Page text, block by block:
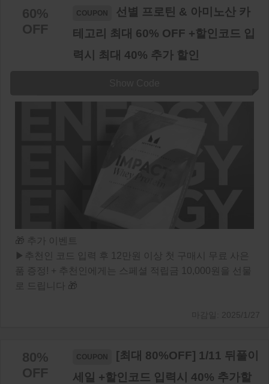
60%
OFF
선별 프로틴 & 아미노산 카
테고리 최대 60% OFF +할인코드 입
력시 최대 40% 추가 할인
🎁 추가 이벤트
▶추천인 코드 입력 후 12만원 이상 첫 구매시 무료 사은
품 증정! + 추천인에게는 스페셜 적립금 10,000원을 선물
로 드립니다 🎁
80%
OFF
[최대 80%OFF] 1/11 뒤풀이
세일 +할인코드 입력시 40% 추가할